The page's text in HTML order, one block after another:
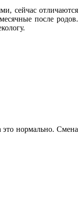
сейчас отличаются
после родов.
это нормально. Смена